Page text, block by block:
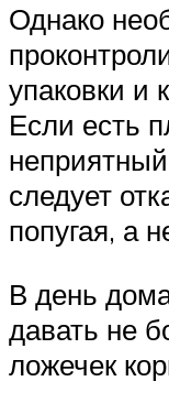
Однако
упаковки и
Если есть
неприятный
следует
попугая, а
В день
давать не
ложечек